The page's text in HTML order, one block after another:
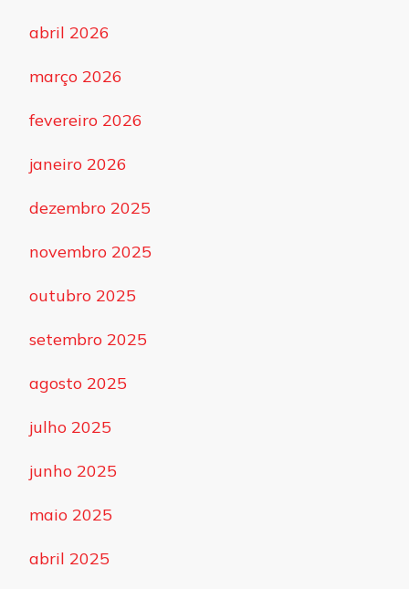
abril 2026
março 2026
fevereiro 2026
janeiro 2026
dezembro 2025
novembro 2025
outubro 2025
setembro 2025
agosto 2025
julho 2025
junho 2025
maio 2025
abril 2025